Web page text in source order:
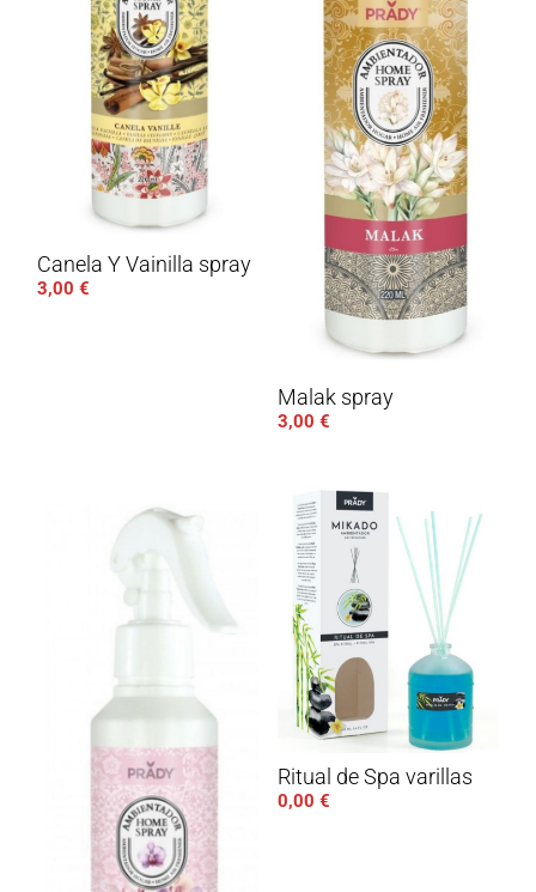
Canela Y Vainilla spray
3,00€
Malak spray
3,00 €
Ritual de Spa varillas
0,00 €